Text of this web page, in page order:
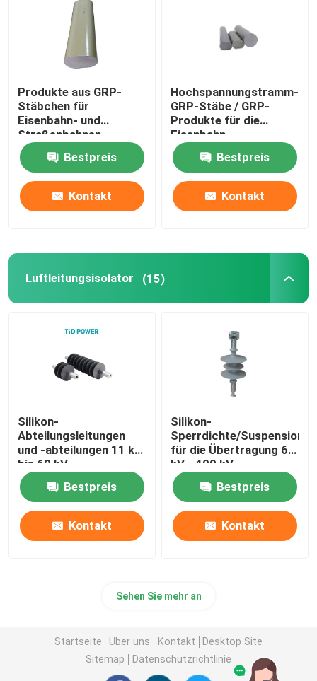
Produkte aus GRP-
Stäbchen für
Eisenbahn- und
Straßenbahnen
Bestpreis
Kontakt
Hochspannungstramm-
GRP-Stäbe / GRP-
Produkte für die
Eisenbahn
Bestpreis
Kontakt
Luftleitungsisolator (15)
Silikon-
Abteilungsleitungen
und -abteilungen 11 kV
bis 69 kV
Bestpreis
Kontakt
Silikon-
Sperrdichte/
für die Übertragung 69
kV - 400 kV
Bestpreis
Kontakt
Sehen Sie mehr an
Startseite Über uns Kontakt
Desktop Site
Sitemap
Datenschutzrichtlinie